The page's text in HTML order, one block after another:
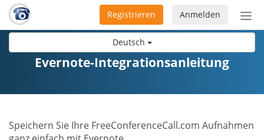
Deutsch
Anmelden
Registrieren
Evernote-Integrationsanleitung
Speichern Sie Ihre FreeConferenceCall.com Aufnahmen